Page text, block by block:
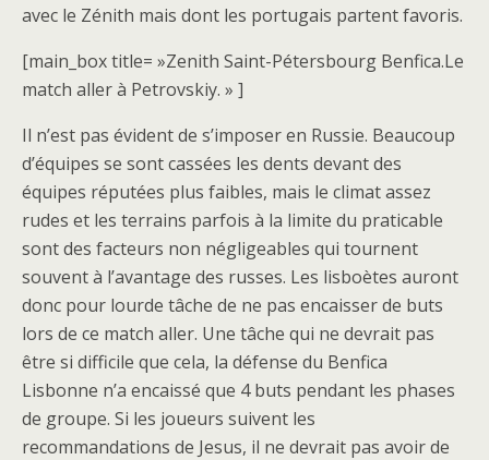
avec le Zénith mais dont les portugais partent favoris.
[main_box title= »Zenith Saint-Pétersbourg Benfica.Le
match aller à Petrovskiy. » ]
Il n’est pas évident de s’imposer en Russie. Beaucoup
d’équipes se sont cassées les dents devant des
équipes réputées plus faibles, mais le climat assez
rudes et les terrains parfois à la limite du praticable
sont des facteurs non négligeables qui tournent
souvent à l’avantage des russes. Les lisboètes auront
donc pour lourde tâche de ne pas encaisser de buts
lors de ce match aller. Une tâche qui ne devrait pas
être si difficile que cela, la défense du Benfica
Lisbonne n’a encaissé que 4 buts pendant les phases
de groupe. Si les joueurs suivent les
recommandations de Jesus, il ne devrait pas avoir de